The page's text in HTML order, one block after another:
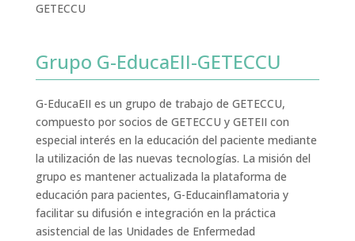
GETECCU
Grupo G-EducaEII-GETECCU
G-EducaEII es un grupo de trabajo de GETECCU,
compuesto por socios de GETECCU y GETEII con
especial interés en la educación del paciente mediante
la utilización de las nuevas tecnologías. La misión del
grupo es mantener actualizada la plataforma de
educación para pacientes, G-Educainflamatoria y
facilitar su difusión e integración en la práctica
asistencial de las Unidades de Enfermedad